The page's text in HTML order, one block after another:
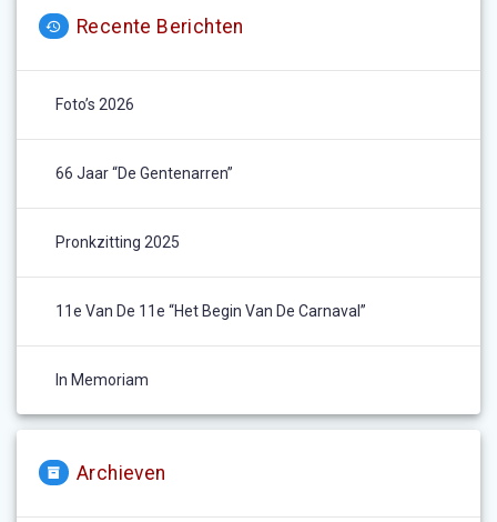
Recente Berichten
Foto’s 2026
66 Jaar “De Gentenarren”
Pronkzitting 2025
11e Van De 11e “het Begin Van De Carnaval”
In Memoriam
Archieven